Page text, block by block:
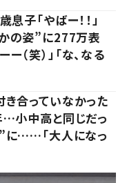
子「やばー！！」
の姿”に277万表
（笑）」「な、なる
き合っていなかった
…小中高と同じだっ
に……「大人になっ